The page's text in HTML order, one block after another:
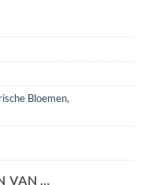
Bloemen,
VAN …